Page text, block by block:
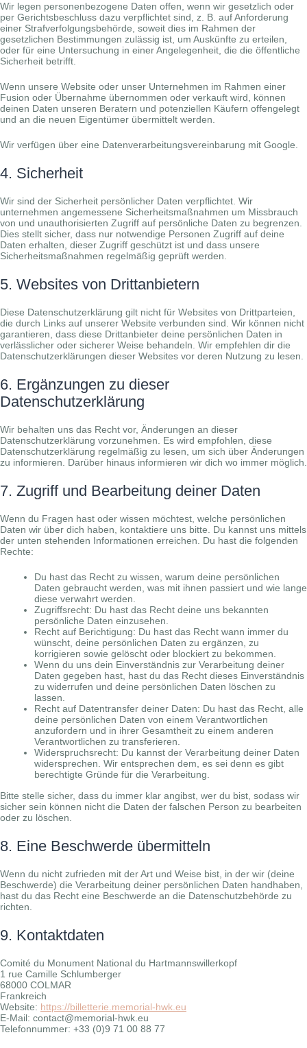
Wir legen personenbezogene Daten offen, wenn wir gesetzlich oder
per Gerichtsbeschluss dazu verpflichtet sind, z. B. auf Anforderung
einer Strafverfolgungsbehörde, soweit dies im Rahmen der
gesetzlichen Bestimmungen zulässig ist, um Auskünfte zu erteilen,
oder für eine Untersuchung in einer Angelegenheit, die die öffentliche
Sicherheit betrifft.
Wenn unsere Website oder unser Unternehmen im Rahmen einer
Fusion oder Übernahme übernommen oder verkauft wird, können
deinen Daten unseren Beratern und potenziellen Käufern offengelegt
und an die neuen Eigentümer übermittelt werden.
Wir verfügen über eine Datenverarbeitungsvereinbarung mit Google.
4. Sicherheit
Wir sind der Sicherheit persönlicher Daten verpflichtet. Wir
unternehmen angemessene Sicherheitsmaßnahmen um Missbrauch
von und unauthorisierten Zugriff auf persönliche Daten zu begrenzen.
Dies stellt sicher, dass nur notwendige Personen Zugriff auf deine
Daten erhalten, dieser Zugriff geschützt ist und dass unsere
Sicherheitsmaßnahmen regelmäßig geprüft werden.
5. Websites von Drittanbietern
Diese Datenschutzerklärung gilt nicht für Websites von Drittparteien,
die durch Links auf unserer Website verbunden sind. Wir können nicht
garantieren, dass diese Drittanbieter deine persönlichen Daten in
verlässlicher oder sicherer Weise behandeln. Wir empfehlen dir die
Datenschutzerklärungen dieser Websites vor deren Nutzung zu lesen.
6. Ergänzungen zu dieser
Datenschutzerklärung
Wir behalten uns das Recht vor, Änderungen an dieser
Datenschutzerklärung vorzunehmen. Es wird empfohlen, diese
Datenschutzerklärung regelmäßig zu lesen, um sich über Änderungen
zu informieren. Darüber hinaus informieren wir dich wo immer möglich.
7. Zugriff und Bearbeitung deiner Daten
Wenn du Fragen hast oder wissen möchtest, welche persönlichen
Daten wir über dich haben, kontaktiere uns bitte. Du kannst uns mittels
der unten stehenden Informationen erreichen. Du hast die folgenden
Rechte:
Du hast das Recht zu wissen, warum deine persönlichen
Daten gebraucht werden, was mit ihnen passiert und wie lange
diese verwahrt werden.
Zugriffsrecht: Du hast das Recht deine uns bekannten
persönliche Daten einzusehen.
Recht auf Berichtigung: Du hast das Recht wann immer du
wünscht, deine persönlichen Daten zu ergänzen, zu
korrigieren sowie gelöscht oder blockiert zu bekommen.
Wenn du uns dein Einverständnis zur Verarbeitung deiner
Daten gegeben hast, hast du das Recht dieses Einverständnis
zu widerrufen und deine persönlichen Daten löschen zu
lassen.
Recht auf Datentransfer deiner Daten: Du hast das Recht, alle
deine persönlichen Daten von einem Verantwortlichen
anzufordern und in ihrer Gesamtheit zu einem anderen
Verantwortlichen zu transferieren.
Widerspruchsrecht: Du kannst der Verarbeitung deiner Daten
widersprechen. Wir entsprechen dem, es sei denn es gibt
berechtigte Gründe für die Verarbeitung.
Bitte stelle sicher, dass du immer klar angibst, wer du bist, sodass wir
sicher sein können nicht die Daten der falschen Person zu bearbeiten
oder zu löschen.
8. Eine Beschwerde übermitteln
Wenn du nicht zufrieden mit der Art und Weise bist, in der wir (deine
Beschwerde) die Verarbeitung deiner persönlichen Daten handhaben,
hast du das Recht eine Beschwerde an die Datenschutzbehörde zu
richten.
9. Kontaktdaten
Comité du Monument National du Hartmannswillerkopf
1 rue Camille Schlumberger
68000 COLMAR
Frankreich
Website: https://billetterie.memorial-hwk.eu
E-Mail: contact@memorial-hwk.eu
Telefonnummer: +33 (0)9 71 00 88 77